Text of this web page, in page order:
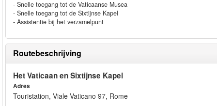
- Snelle toegang tot de Vaticaanse Musea
- Snelle toegang tot de Sixtijnse Kapel
- Assistentie bij het verzamelpunt
Routebeschrijving
Het Vaticaan en Sixtijnse Kapel
Adres
Touristation, Viale Vaticano 97, Rome